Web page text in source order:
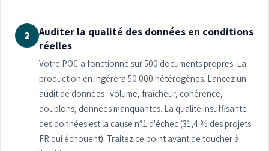
2
Auditer la qualité des données en conditions
réelles
Votre POC a fonctionné sur 500 documents propres. La
production en ingérera 50 000 hétérogènes. Lancez un
audit de données : volume, fraîcheur, cohérence,
doublons, données manquantes. La qualité insuffisante
des données est la cause n°1 d'échec (31,4 % des projets
FR qui échouent). Traitez ce point avant de toucher à